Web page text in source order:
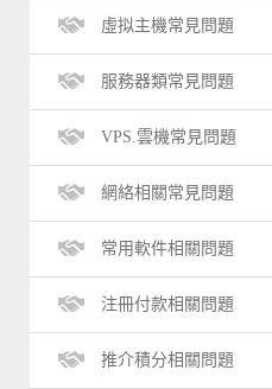
虛拟主機常見問題
服務器類常見問題
VPS.雲機常見問題
網絡相關常見問題
常用軟件相關問題
注冊付款相關問題
推介積分相關問題